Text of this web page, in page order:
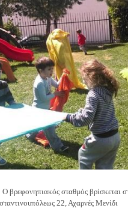
σταθμός βρίσκεται
22 , Αχαρνές Μενίδι